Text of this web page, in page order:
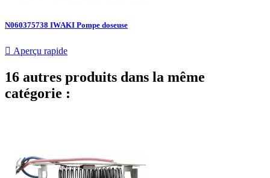
N060375738 IWAKI Pompe doseuse
 Aperçu rapide
16 autres produits dans la même
catégorie :